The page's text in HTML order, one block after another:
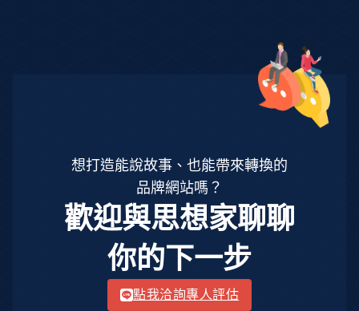
想打造能說故事、也能帶來轉換的
品牌網站嗎？
歡迎與思想家聊聊
你的下一步
點我洽詢專人評估